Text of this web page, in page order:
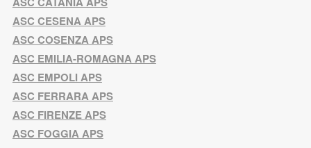
ASC CESENA APS
ASC COSENZA APS
ASC EMILIA-ROMAGNA APS
ASC EMPOLI APS
ASC FERRARA APS
ASC FIRENZE APS
ASC FOGGIA APS